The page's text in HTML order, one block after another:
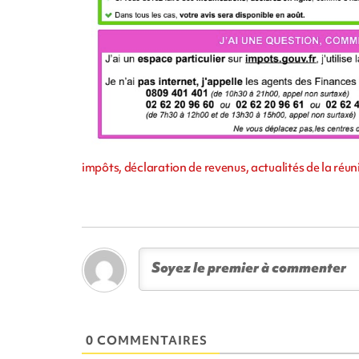
impôts, déclaration de revenus, actualités de la
0 COMMENTAIRES